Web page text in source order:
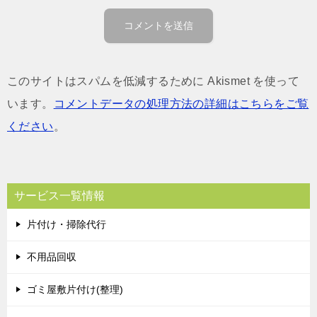
このサイトはスパムを低減するために Akismet を使って
います。
コメントデータの処理方法の詳細はこちらをご覧
ください 。
サービス一覧情報
片付け・掃除代行
不用品回収
ゴミ屋敷片付け(整理)